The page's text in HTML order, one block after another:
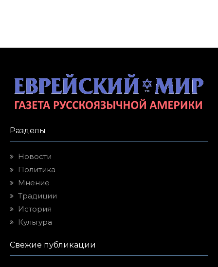
Разделы
Новости
Политика
Мнение
Традиции
История
Культура
Свежие публикации